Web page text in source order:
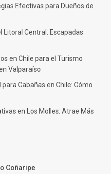
Efectivas para Dueños de
Litoral Central: Escapadas
en Chile para el Turismo
Valparaíso
Cabañas en Chile: Cómo
en Los Molles: Atrae Más
Coñaripe